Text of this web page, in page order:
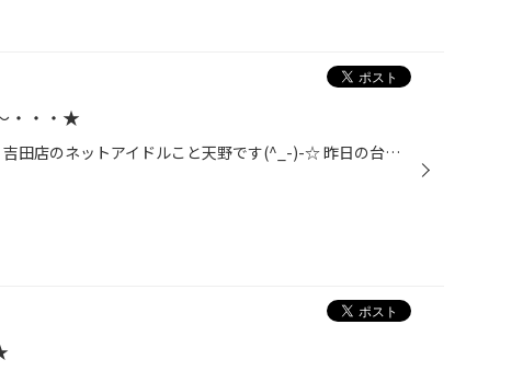
・・・★
こんちは～(‘▽‘)／タイヤ館 吉田店のネットアイドルこと天野です(^_-)-☆ 昨日の台風、吉田店はたいした被害がなく良かったです★みなさんは大丈夫でしたか！？万が一の備えは怠らないようにしていきたいものですね！！ 実は当店の小林スタッフが夜な夜な筋トレに励んでいるそうです・・・。しかもし...